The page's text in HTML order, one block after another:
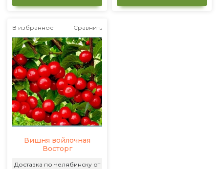
В избранное Сравнить
Вишня войлочная
Восторг
Доставка по Челябинску от